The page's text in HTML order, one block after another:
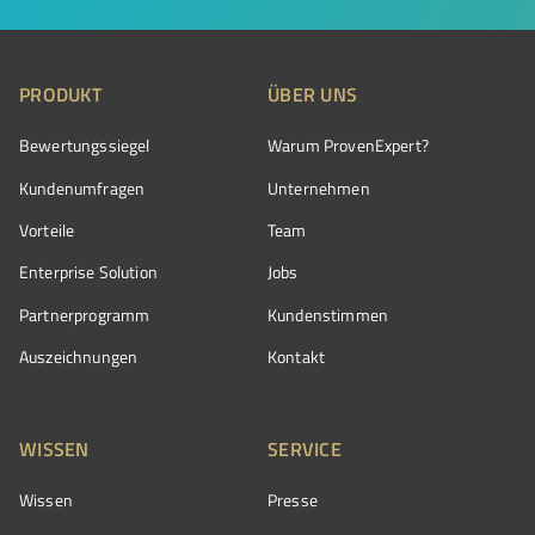
PRODUKT
Bewertungssiegel
Kundenumfragen
Vorteile
Enterprise Solution
Partnerprogramm
Auszeichnungen
ÜBER UNS
Warum ProvenExpert?
Unternehmen
Team
Jobs
Kundenstimmen
Kontakt
WISSEN
Wissen
SERVICE
Presse